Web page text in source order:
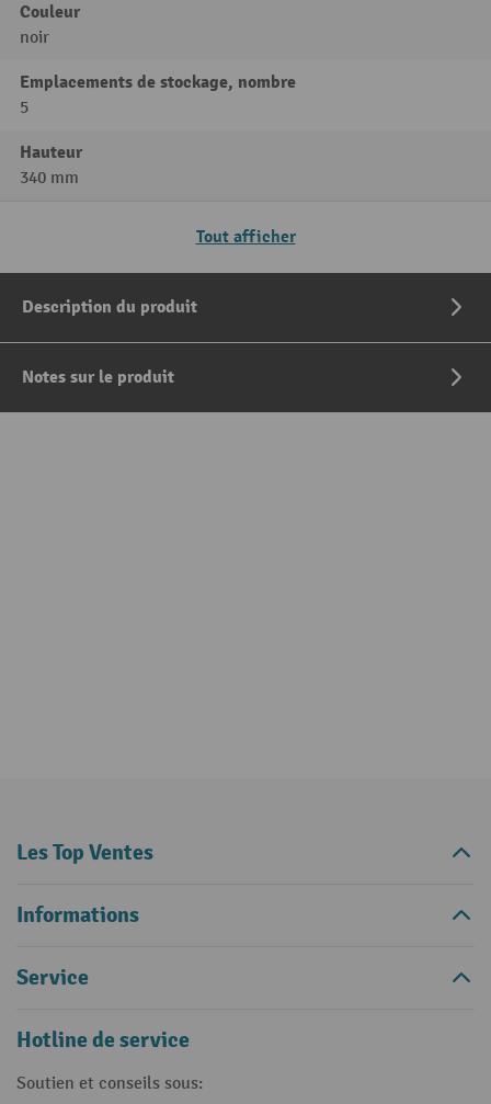
Couleur
noir
Emplacements de stockage, nombre
5
Hauteur
340 mm
Tout afficher
Description du produit
Notes sur le produit
Les Top Ventes
Informations
Service
Hotline de service
Soutien et conseils sous: